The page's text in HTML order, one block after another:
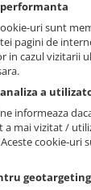
uri sunt
pagini de
in cazul vizitarii
analiza a
informeaza
a mai vizitat /
cookie-uri
geotargeting